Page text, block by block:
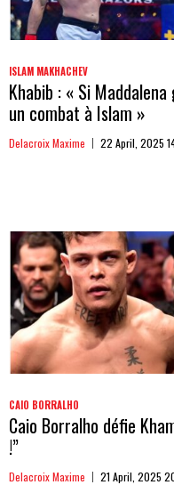
ISLAM MAKHACHEV
Khabib : « Si
un combat à Islam »
Delacroix Maxime 22 April, 2025
CAIO BORRALHO
Caio Borralho défie
!”
Delacroix Maxime 21 April, 2025